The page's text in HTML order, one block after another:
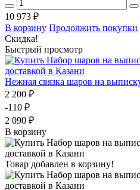
10 973 ₽
В корзину Продолжить покупки
Скидка!
Быстрый просмотр
Нежная связка шаров на
2 200 ₽
-110 ₽
2 090 ₽
В корзину
Товар добавлен в корзину!